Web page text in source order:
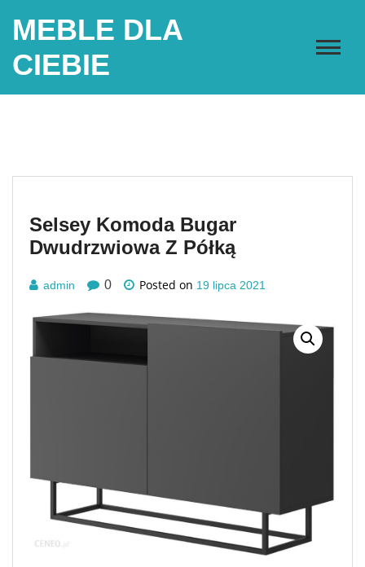
MEBLE DLA
CIEBIE
Selsey Komoda Bugar
Dwudrzwiowa Z Półką
admin 0 Posted on 19 lipca 2021